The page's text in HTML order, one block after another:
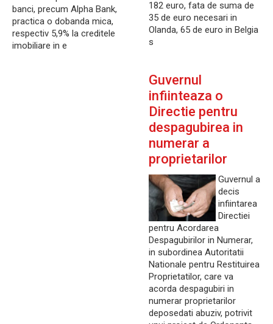
banci, precum Alpha Bank,
practica o dobanda mica,
respectiv 5,9% la creditele
imobiliare in e
182 euro, fata de suma de
35 de euro necesari in
Olanda, 65 de euro in Belgia
s
Guvernul
infiinteaza o
Directie pentru
despagubirea in
numerar a
proprietarilor
Guvernul a
decis
infiintarea
Directiei
pentru Acordarea
Despagubirilor in Numerar,
in subordinea Autoritatii
Nationale pentru Restituirea
Proprietatilor, care va
acorda despagubiri in
numerar proprietarilor
deposedati abuziv, potrivit